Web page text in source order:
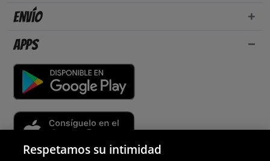
Envío
Apps
Respetamos su intimidad